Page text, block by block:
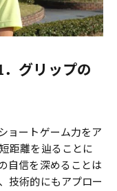
．グリップの
ョートゲーム力をア
距離を辿ることに
自信を深めることは
技術的にもアプロー